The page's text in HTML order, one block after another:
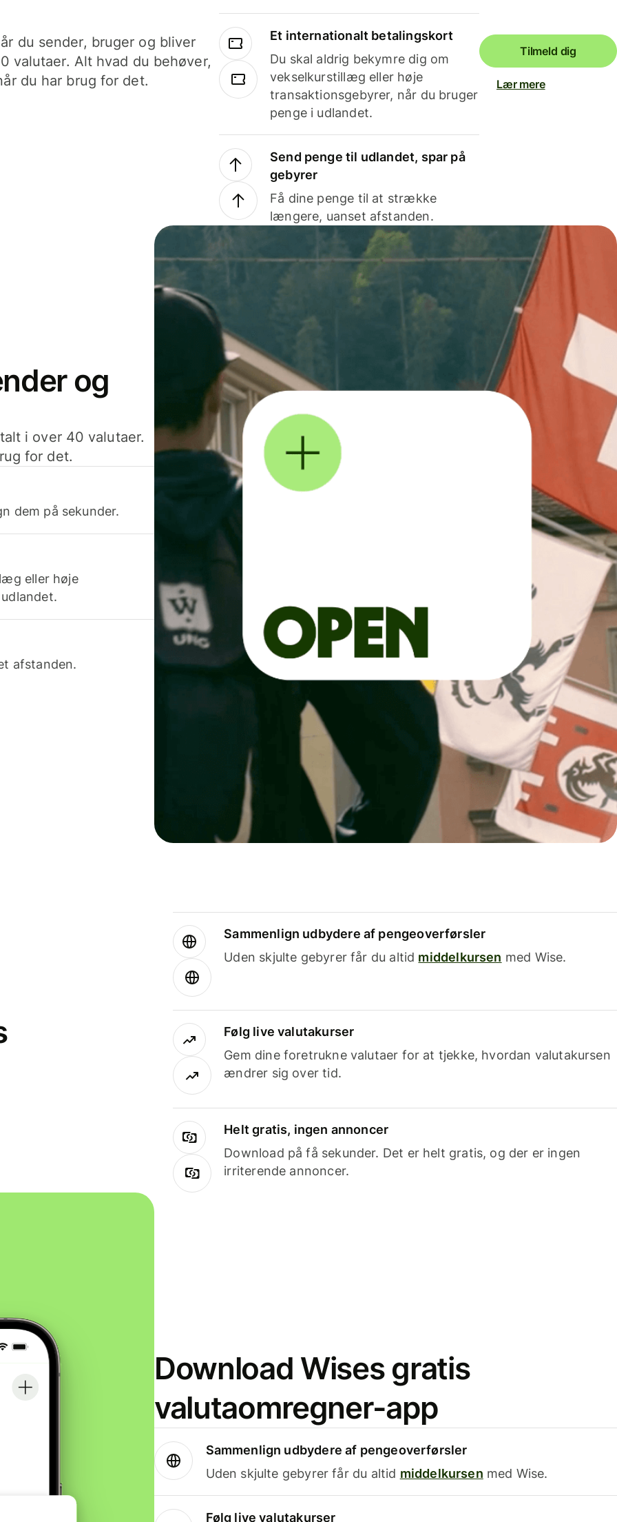
du sender, bruger og bliver
valutaer. Alt hvad du behøver,
du har brug for det.
Et internationalt betalingskort
Du skal aldrig bekymre dig om
vekselkurstillæg eller høje
transaktionsgebyrer, når du bruger
penge i udlandet.
Send penge til udlandet, spar på
gebyrer
Få dine penge til at strække
længere, uanset afstanden.
Tilmeld dig
Lær mere
og
i over 40 valutaer.
for det.
dem på sekunder.
eller høje
afstanden.
Sammenlign udbydere af pengeoverførsler
Uden skjulte gebyrer får du altid middelkursen med Wise.
Følg live valutakurser
Gem dine foretrukne valutaer for at tjekke, hvordan valutakursen
ændrer sig over tid.
Helt gratis, ingen annoncer
Download på få sekunder. Det er helt gratis, og der er ingen
irriterende annoncer.
Download Wises gratis
valutaomregner-app
Sammenlign udbydere af pengeoverførsler
Uden skjulte gebyrer får du altid middelkursen med Wise.
Følg live valutakurser